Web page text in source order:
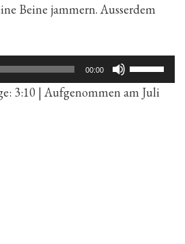
Beine jammern. Ausserdem
00:00
Hoch/
benutzen,
3:10 | Aufgenommen am Juli